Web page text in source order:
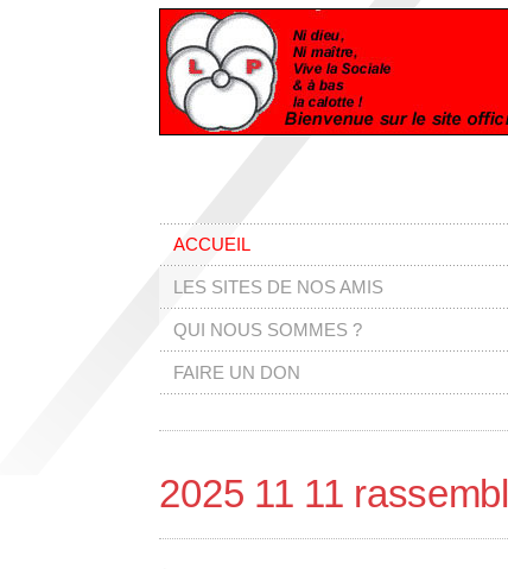
ACCUEIL
LES SITES DE NOS AMIS
QUI NOUS SOMMES ?
FAIRE UN DON
2025 11 11